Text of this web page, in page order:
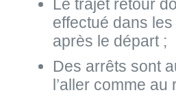
Le trajet retour
effectué dans
après le départ ;
Des arrêts sont
l’aller comme au